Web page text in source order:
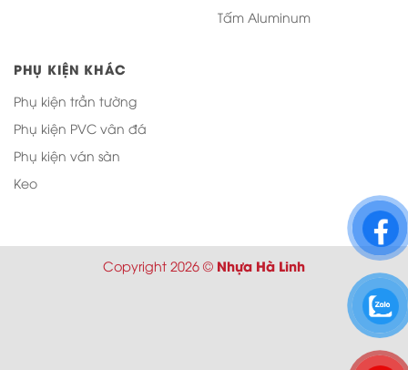
Tấm Aluminum
PHỤ KIỆN KHÁC
Phụ kiện trần tường
Phụ kiện PVC vân đá
Phụ kiện ván sàn
Keo
Copyright 2026 © Nhựa Hà Linh